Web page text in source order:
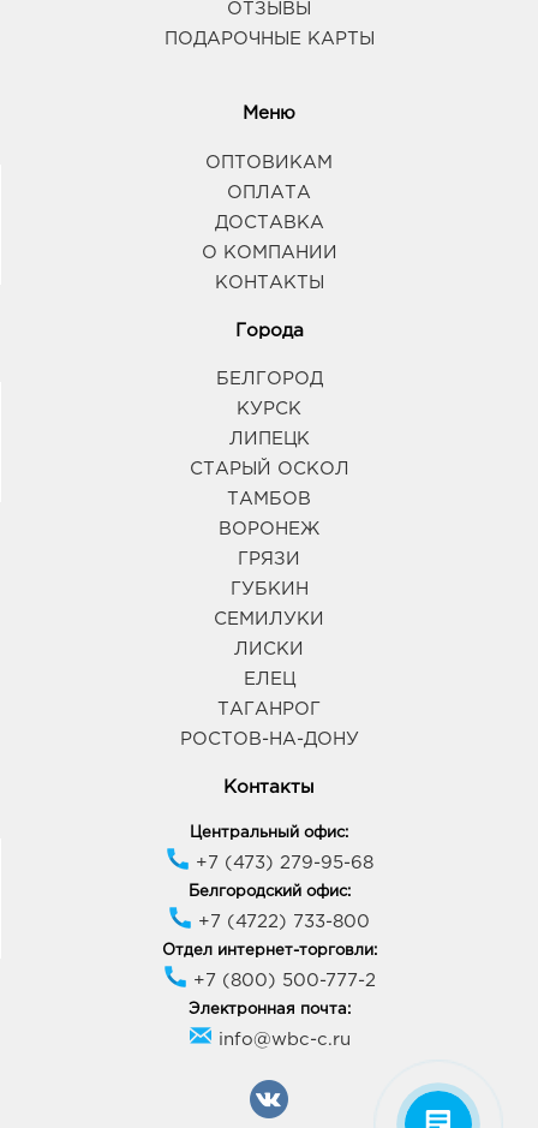
ОТЗЫВЫ
ПОДАРОЧНЫЕ КАРТЫ
Меню
ОПТОВИКАМ
ОПЛАТА
ДОСТАВКА
О КОМПАНИИ
КОНТАКТЫ
Города
БЕЛГОРОД
КУРСК
ЛИПЕЦК
СТАРЫЙ ОСКОЛ
ТАМБОВ
ВОРОНЕЖ
ГРЯЗИ
ГУБКИН
СЕМИЛУКИ
ЛИСКИ
ЕЛЕЦ
ТАГАНРОГ
РОСТОВ-НА-ДОНУ
Контакты
Центральный офис:
+7 (473) 279-95-68
Белгородский офис:
+7 (4722) 733-800
Отдел интернет-торговли:
+7 (800) 500-777-2
Электронная почта:
info@wbc-c.ru